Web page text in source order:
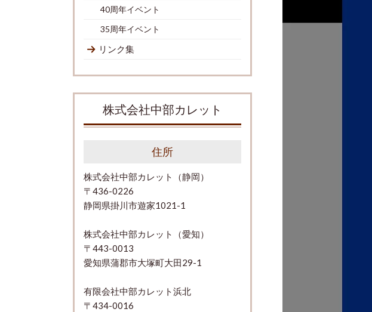
40周年イベント
35周年イベント
リンク集
株式会社中部カレット
住所
株式会社中部カレット（静岡）
〒436-0226
静岡県掛川市遊家1021-1
株式会社中部カレット（愛知）
〒443-0013
愛知県蒲郡市大塚町大田29-1
有限会社中部カレット浜北
〒434-0016